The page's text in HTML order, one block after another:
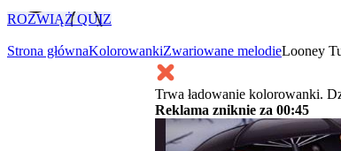
ROZWIĄŻ QUIZ
Strona głównaKolorowankiZwariowane melodieLooney
Trwa ładowanie kolorowanki.
Reklama zniknie za 00:45